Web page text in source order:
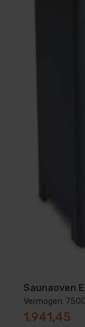
Saunaoven
Vermogen:
1.941,45